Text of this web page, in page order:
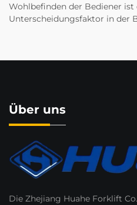
Wohlbefinden der Bediener ist
Unterscheidungsfaktor in der
Über uns
Die Zhejiang Huahe Forklift